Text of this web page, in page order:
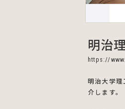
明治
https://
明治大学
介します。